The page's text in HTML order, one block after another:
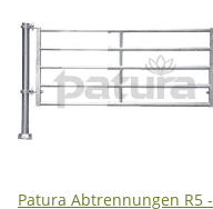
Patura Abtrennungen R5 -